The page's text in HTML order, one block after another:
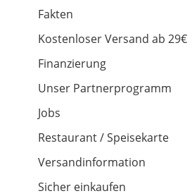
Fakten
Kostenloser Versand ab 29€
Finanzierung
Unser Partnerprogramm
Jobs
Restaurant / Speisekarte
Versandinformation
Sicher einkaufen